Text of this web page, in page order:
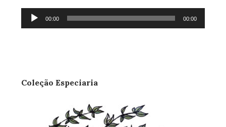
Tocador
00:00 00:00
Coleção Especiaria